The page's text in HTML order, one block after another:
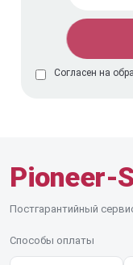
Согласен на
Pioneer-
Постгарантийный
Способы оплаты